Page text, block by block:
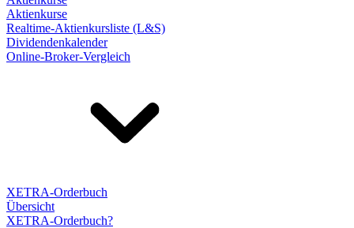
Aktienkurse
Realtime-Aktienkursliste (L&S)
Dividendenkalender
Online-Broker-Vergleich
XETRA-Orderbuch
Übersicht
XETRA-Orderbuch?